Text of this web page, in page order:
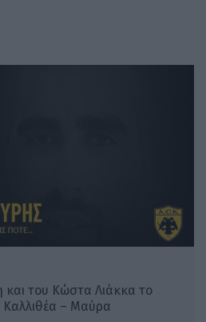
και του Κώστα Λιάκκα το
Καλλιθέα – Μαύρα